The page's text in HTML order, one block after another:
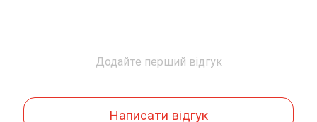
Додайте перший відгук
Написати відгук